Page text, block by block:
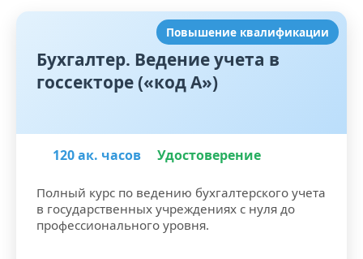
Повышение квалификации
Бухгалтер. Ведение учета в
госсекторе («код А»)
120 ак. часов Удостоверение
Полный курс по ведению бухгалтерского учета
в государственных учреждениях с нуля до
профессионального уровня.